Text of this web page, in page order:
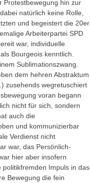
Protestbewegung hin zur
natürlich keine Rolle,
und begeistert die 20er
Arbeiterpartei SPD
war, individuelle
Bourgeois kenntlich.
Sublimationszwang.
dem hehren Abstraktum
zusehends wegretuschiert
voran begann
nicht für sich, sondern
auch die
und kommunizierbar
Verdienst nicht
war, das Persönlich-
hier aber insofern
Impuls in das
Bewegung die fein